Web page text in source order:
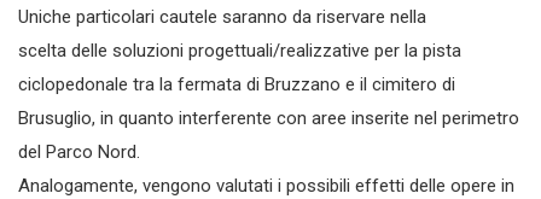
Uniche particolari cautele saranno da riservare nella
scelta delle soluzioni progettuali/realizzative per la pista
ciclopedonale tra la fermata di Bruzzano e il cimitero di
Brusuglio, in quanto interferente con aree inserite nel perimetro
del Parco Nord.
Analogamente, vengono valutati i possibili effetti delle opere in